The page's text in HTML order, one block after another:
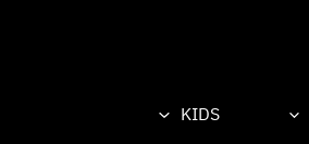
KIDS